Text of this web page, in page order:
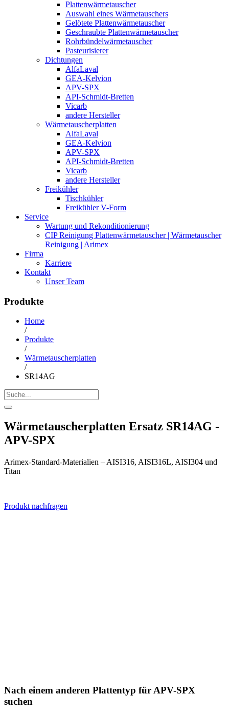
Plattenwärmetauscher
Auswahl eines Wärmetauschers
Gelötete Plattenwärmetauscher
Geschraubte Plattenwärmetauscher
Rohrbündelwärmetauscher
Pasteurisierer
Dichtungen
AlfaLaval
GEA-Kelvion
APV-SPX
API-Schmidt-Bretten
Vicarb
andere Hersteller
Wärmetauscherplatten
AlfaLaval
GEA-Kelvion
APV-SPX
API-Schmidt-Bretten
Vicarb
andere Hersteller
Freikühler
Tischkühler
Freikühler V-Form
Service
Wartung und Rekonditionierung
CIP Reinigung Plattenwärmetauscher | Wärmetauscher
Reinigung | Arimex
Firma
Karriere
Kontakt
Unser Team
Produkte
Home
/
Produkte
/
Wärmetauscherplatten
/
SR14AG
Wärmetauscherplatten Ersatz SR14AG -
APV-SPX
Arimex-Standard-Materialien – AISI316, AISI316L, AISI304 und
Titan
Produkt nachfragen
Nach einem anderen Plattentyp für APV-SPX
suchen